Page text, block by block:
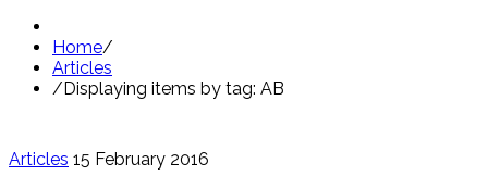
Home/
Articles
/Displaying items by tag: AB
Articles 15 February 2016